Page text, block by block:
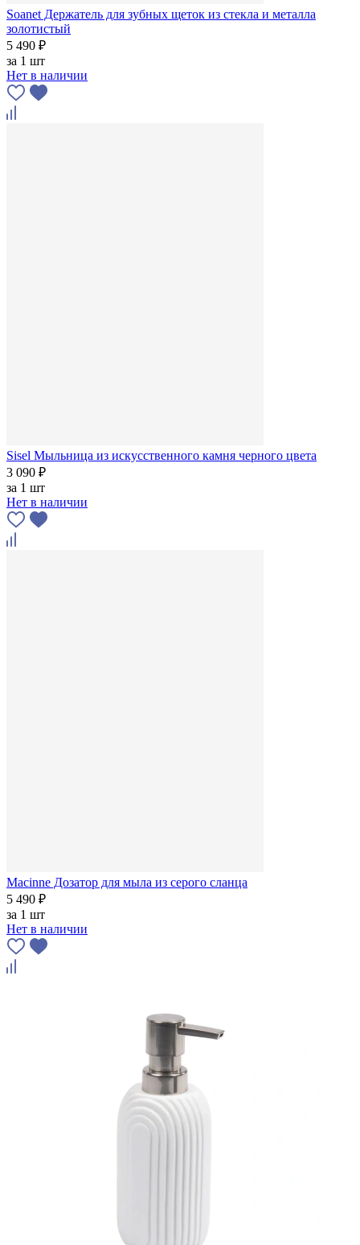
Soanet Держатель для зубных щеток из стекла и металла
золотистый
5 490 ₽
за 1 шт
Нет в наличии
Sisel Мыльница из искусственного камня черного цвета
3 090 ₽
за 1 шт
Нет в наличии
Macinne Дозатор для мыла из серого сланца
5 490 ₽
за 1 шт
Нет в наличии